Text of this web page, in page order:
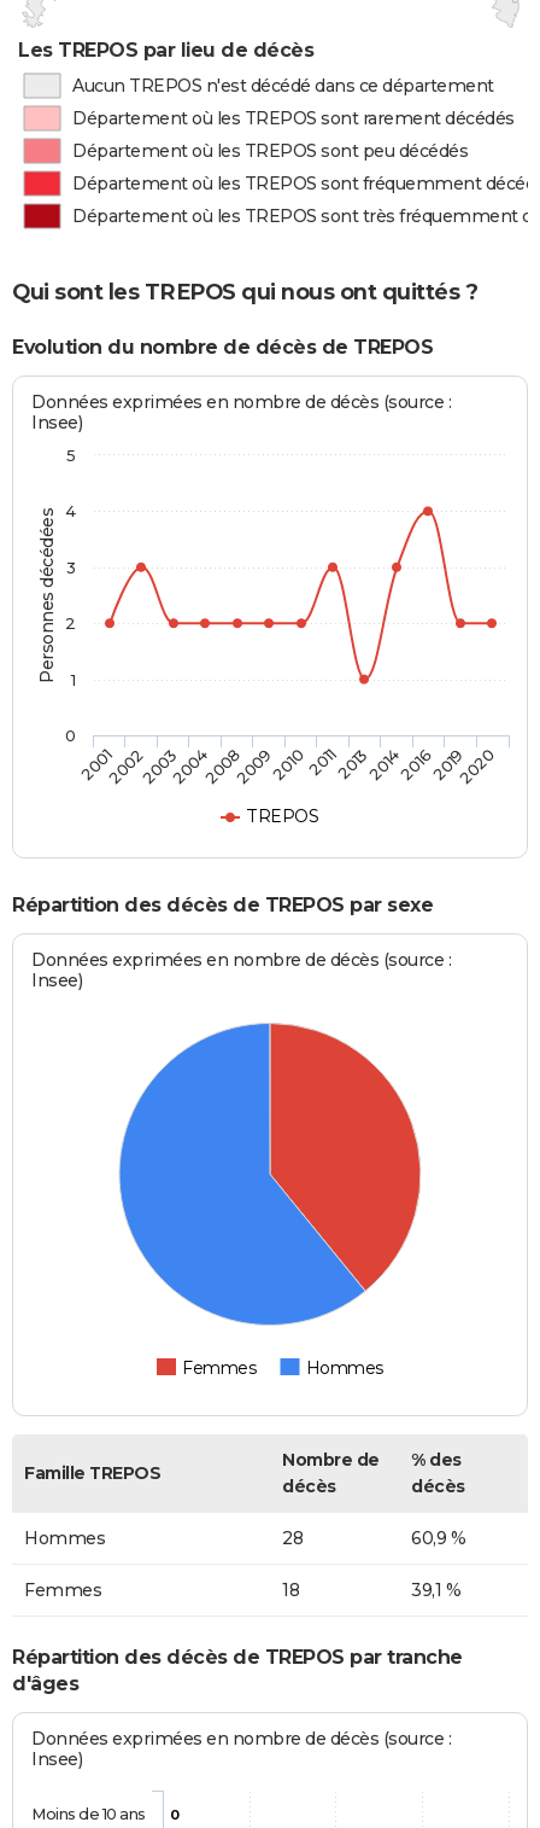
Les TREPOS par lieu de décès
Aucun TREPOS n'est décédé dans ce département
Département où les TREPOS sont rarement décédés
Département où les TREPOS sont peu décédés
Département où les TREPOS sont fréquemment
Département où les TREPOS sont très fréquemment
Qui sont les TREPOS qui nous ont quittés ?
Evolution du nombre de décès de TREPOS
Personnes décédées
Données exprimées en nombre de décès (source :
Insee)
TREPOS
2001200220032004200820092010201120132014201620192020
0
1
2
3
4
5
Répartition des décès de TREPOS par sexe
Données exprimées en nombre de décès (source :
Insee)
Femmes Hommes
Famille TREPOS
Nombre de
décès
% des
décès
Hommes 28 60,9 %
Femmes 18 39,1 %
Répartition des décès de TREPOS par tranche
d'âges
Données exprimées en nombre de décès (source :
Insee)
0
Moins de 10 ans